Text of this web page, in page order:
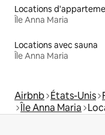
Locations
Île Anna Maria
Locations avec sauna
Île Anna Maria
Airbnb États-Unis
Île Anna Maria